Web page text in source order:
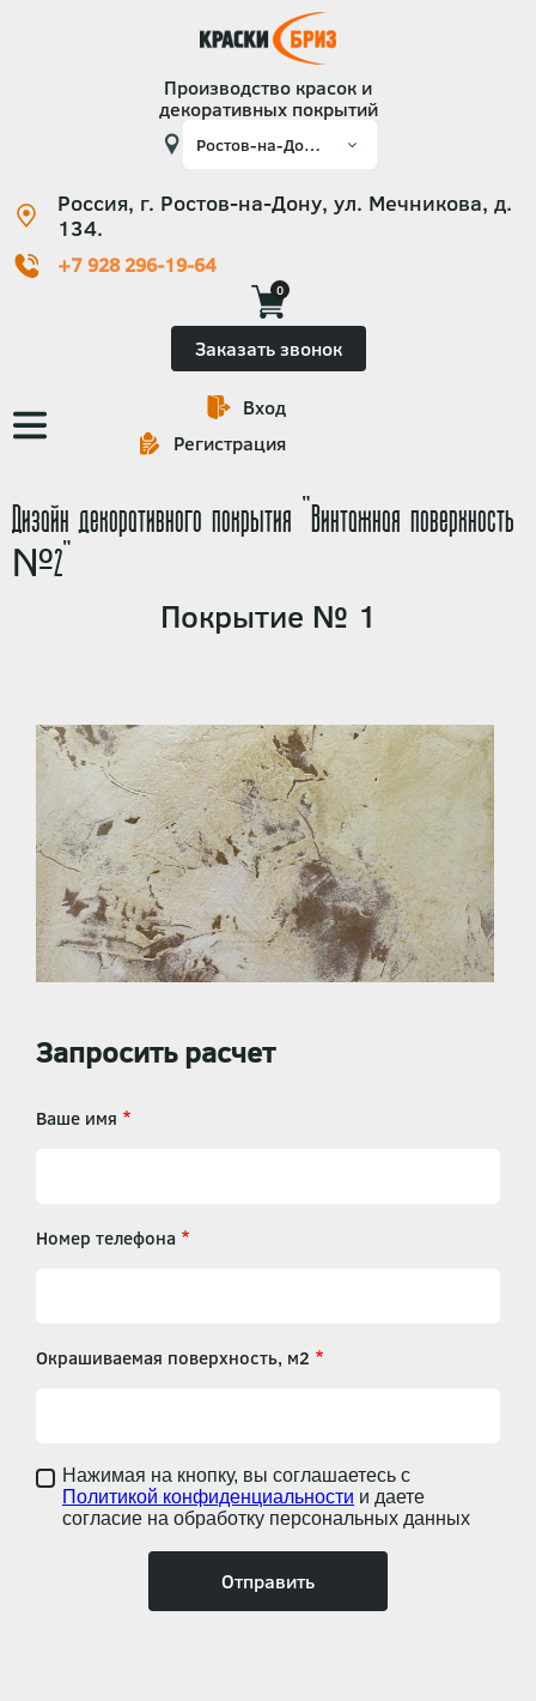
Производство красок и
декоративных покрытий
Россия, г. Ростов-на-Дону, ул. Мечникова, д.
134.
+7 928 296-19-64
0
Заказать звонок
Основная
навигация
Вход
Регистрация
Дизайн декоративного покрытия "Винтажная поверхность
№2"
Покрытие № 1
Запросить расчет
Ваше имя
Номер телефона
Окрашиваемая поверхность, м2
Нажимая на кнопку, вы соглашаетесь с
Политикой конфиденциальности и даете
согласие на обработку персональных данных